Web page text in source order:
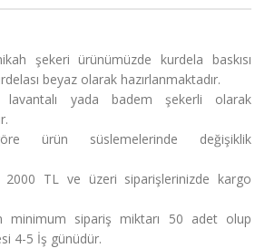
şekeri ürünümüzde kurdela baskısı
beyaz olarak hazırlanmaktadır.
lavantalı yada badem şekerli olarak
ürün süslemelerinde değişiklik
2000 TL ve üzeri siparişlerinizde kargo
minimum sipariş miktarı 50 adet olup
4-5 İş günüdür.